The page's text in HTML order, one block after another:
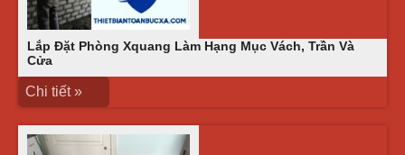
Lắp Đặt Phòng Xquang Làm Hạng Mục Vách, Trần Và
Cửa
Chi tiết »